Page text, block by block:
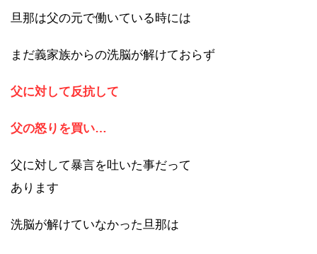
旦那は父の元で働いている時には
まだ義家族からの洗脳が解けておらず
父に対して反抗して
父の怒りを買い…
父に対して暴言を吐いた事だって
あります
洗脳が解けていなかった旦那は